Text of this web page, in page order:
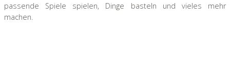
passende Spiele spielen, Dinge basteln und vieles mehr
machen.